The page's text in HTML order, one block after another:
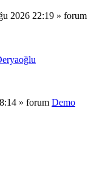
2026 22:19 » forum
» forum Demo